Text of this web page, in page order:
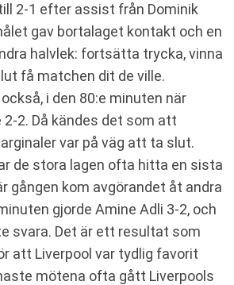
2-1 efter assist från Dominik
gav bortalaget kontakt och en
halvlek: fortsätta trycka, vinna
få matchen dit de ville.
i den 80:e minuten när
2-2. Då kändes det som att
var på väg att ta slut.
de stora lagen ofta hitta en sista
gången kom avgörandet åt andra
gjorde Amine Adli 3-2, och
svara. Det är ett resultat som
att Liverpool var tydlig favorit
mötena ofta gått Liverpools